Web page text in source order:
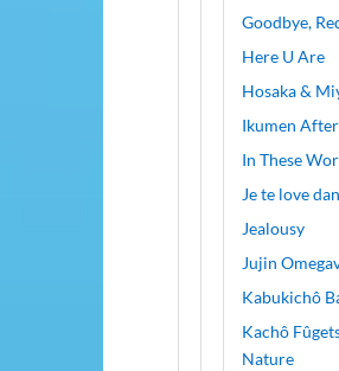
Goodbye,
Here U Are
Hosaka &
Ikumen After
In These
Je te love
Jealousy
Jujin
Kabukichô
Kachô
Nature